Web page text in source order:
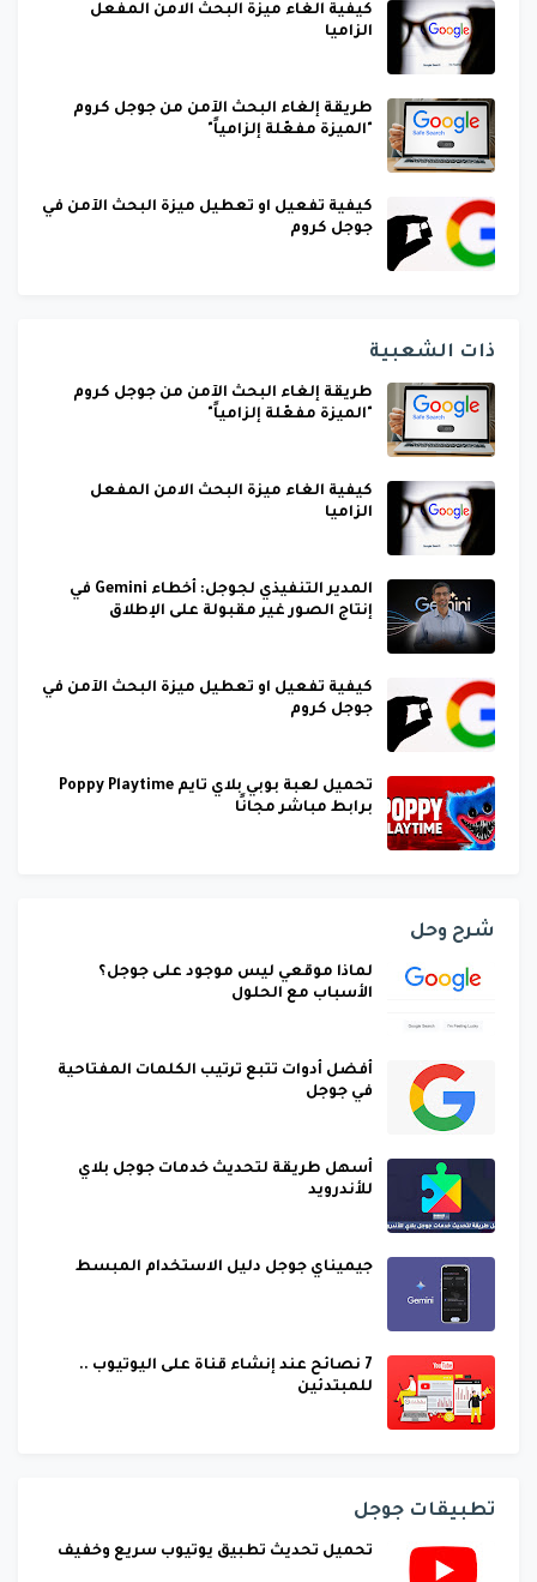
كيفية الغاء ميزة البحث الامن المفعل
الزاميا
طريقة إلغاء البحث الآمن من جوجل كروم
"الميزة مفعّلة إلزامياً"
كيفية تفعيل او تعطيل ميزة البحث الآمن في
جوجل كروم
ذات الشعبية
طريقة إلغاء البحث الآمن من جوجل كروم
"الميزة مفعّلة إلزامياً"
كيفية الغاء ميزة البحث الامن المفعل
الزاميا
المدير التنفيذي لجوجل: أخطاء Gemini في
إنتاج الصور غير مقبولة على الإطلاق
كيفية تفعيل او تعطيل ميزة البحث الآمن في
جوجل كروم
تحميل لعبة بوبي بلاي تايم Poppy Playtime
برابط مباشر مجانًا
شرح وحل
لماذا موقعي ليس موجود على جوجل؟
الأسباب مع الحلول
أفضل أدوات تتبع ترتيب الكلمات المفتاحية
في جوجل
أسهل طريقة لتحديث خدمات جوجل بلاي
للأندرويد
جيميناي جوجل دليل الاستخدام المبسط
7 نصائح عند إنشاء قناة على اليوتيوب ..
للمبتدئين
تطبيقات جوجل
تحميل تحديث تطبيق يوتيوب سريع وخفيف